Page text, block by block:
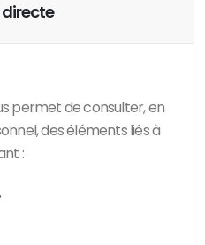
directe
permet de consulter, en
deséléments liés à
: